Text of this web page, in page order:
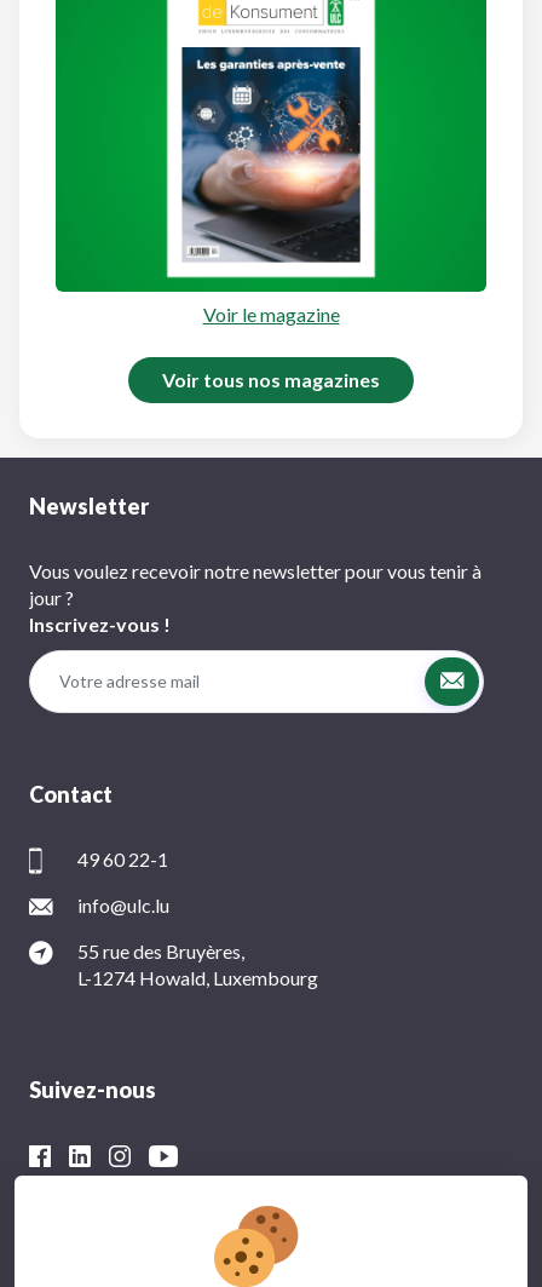
Voir le magazine
Voir tous nos magazines
Newsletter
Vous voulez recevoir notre newsletter pour vous tenir à
jour ?
Inscrivez-vous !
Contact
49 60 22-1
info@ulc.lu
55 rue des Bruyères,
L-1274 Howald, Luxembourg
Suivez-nous
Avec le soutien financier du